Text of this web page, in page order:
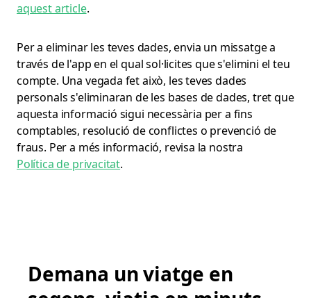
aquest article.
Per a eliminar les teves dades, envia un missatge a
través de l'app en el qual sol·licites que s'elimini el teu
compte. Una vegada fet això, les teves dades
personals s'eliminaran de les bases de dades, tret que
aquesta informació sigui necessària per a fins
comptables, resolució de conflictes o prevenció de
fraus. Per a més informació, revisa la nostra
Política de privacitat.
Demana un viatge en